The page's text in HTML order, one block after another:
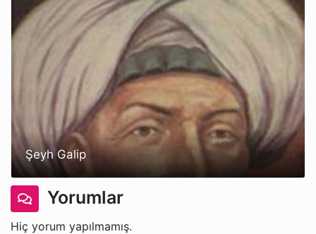
Şeyh Galip
Yorumlar
Hiç yorum yapılmamış.